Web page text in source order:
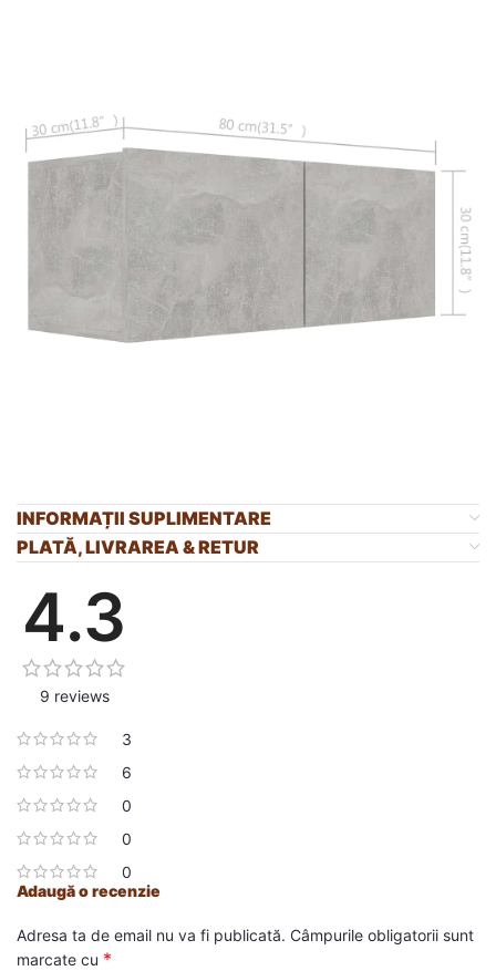
INFORMAȚII SUPLIMENTARE
PLATĂ, LIVRAREA & RETUR
4.3
9 reviews
3
6
0
0
0
Adaugă o recenzie
Adresa ta de email nu va fi publicată. Câmpurile obligatorii sunt
marcate cu *